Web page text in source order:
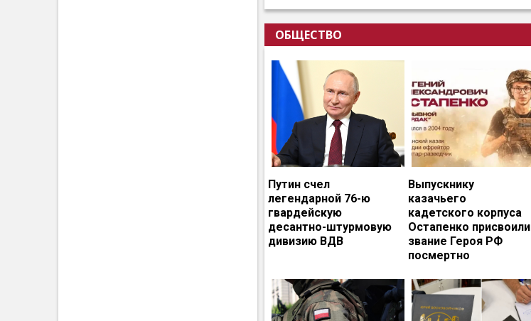
ОБЩЕСТВО
Путин счел
легендарной 76-ю
гвардейскую
десантно-штурмовую
дивизию ВДВ
Выпускнику
казачьего
кадетского корпуса
Остапенко присвоили
звание Героя РФ
посмертно